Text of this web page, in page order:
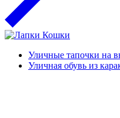
Уличные тапочки на
Уличная обувь из